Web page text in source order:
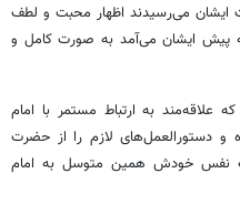
می‌رسیدند اظهار محبت و لطف
پیش ایشان می‌آمد به صورت کامل و
علاقه‌مند به ارتباط مستمر با امام
دستورالعمل‌های لازم را از حضرت
نفس خودش همین متوسل به امام